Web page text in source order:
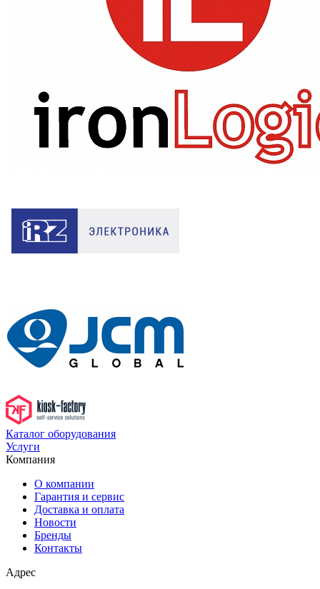
Каталог оборудования
Услуги
Компания
О компании
Гарантия и сервис
Доставка и оплата
Новости
Бренды
Контакты
Адрес